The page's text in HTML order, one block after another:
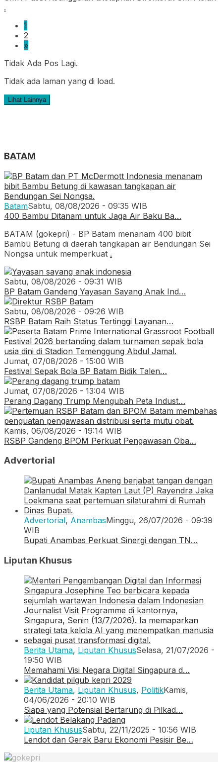
.
1
2
»
Tidak Ada Pos Lagi.
Tidak ada laman yang di load.
Lihat Lainnya
BATAM
BatamSabtu, 08/08/2026 - 09:35 WIB
400 Bambu Ditanam untuk Jaga Air Baku Ba…
BATAM (gokepri) - BP Batam menanam 400 bibit
Bambu Betung di daerah tangkapan air Bendungan Sei
Nongsa untuk memperkuat .
Sabtu, 08/08/2026 - 09:31 WIB
BP Batam Gandeng Yayasan Sayang Anak Ind…
Sabtu, 08/08/2026 - 09:26 WIB
RSBP Batam Raih Status Tertinggi Layanan…
Jumat, 07/08/2026 - 15:00 WIB
Festival Sepak Bola BP Batam Bidik Talen…
Jumat, 07/08/2026 - 13:04 WIB
Perang Dagang Trump Mengubah Peta Indust…
Kamis, 06/08/2026 - 19:14 WIB
RSBP Gandeng BPOM Perkuat Pengawasan Oba…
Advertorial
Advertorial, AnambasMinggu, 26/07/2026 - 09:39
WIB
Bupati Anambas Perkuat Sinergi dengan TN…
Liputan Khusus
Berita Utama, Liputan KhususSelasa, 21/07/2026 -
19:50 WIB
Memahami Visi Negara Digital Singapura d…
Berita Utama, Liputan Khusus, PolitikKamis,
04/06/2026 - 20:10 WIB
Siapa yang Potensial Bertarung di Pilkad…
Liputan KhususSabtu, 22/11/2025 - 10:56 WIB
Lendot dan Gerak Baru Ekonomi Pesisir Be…